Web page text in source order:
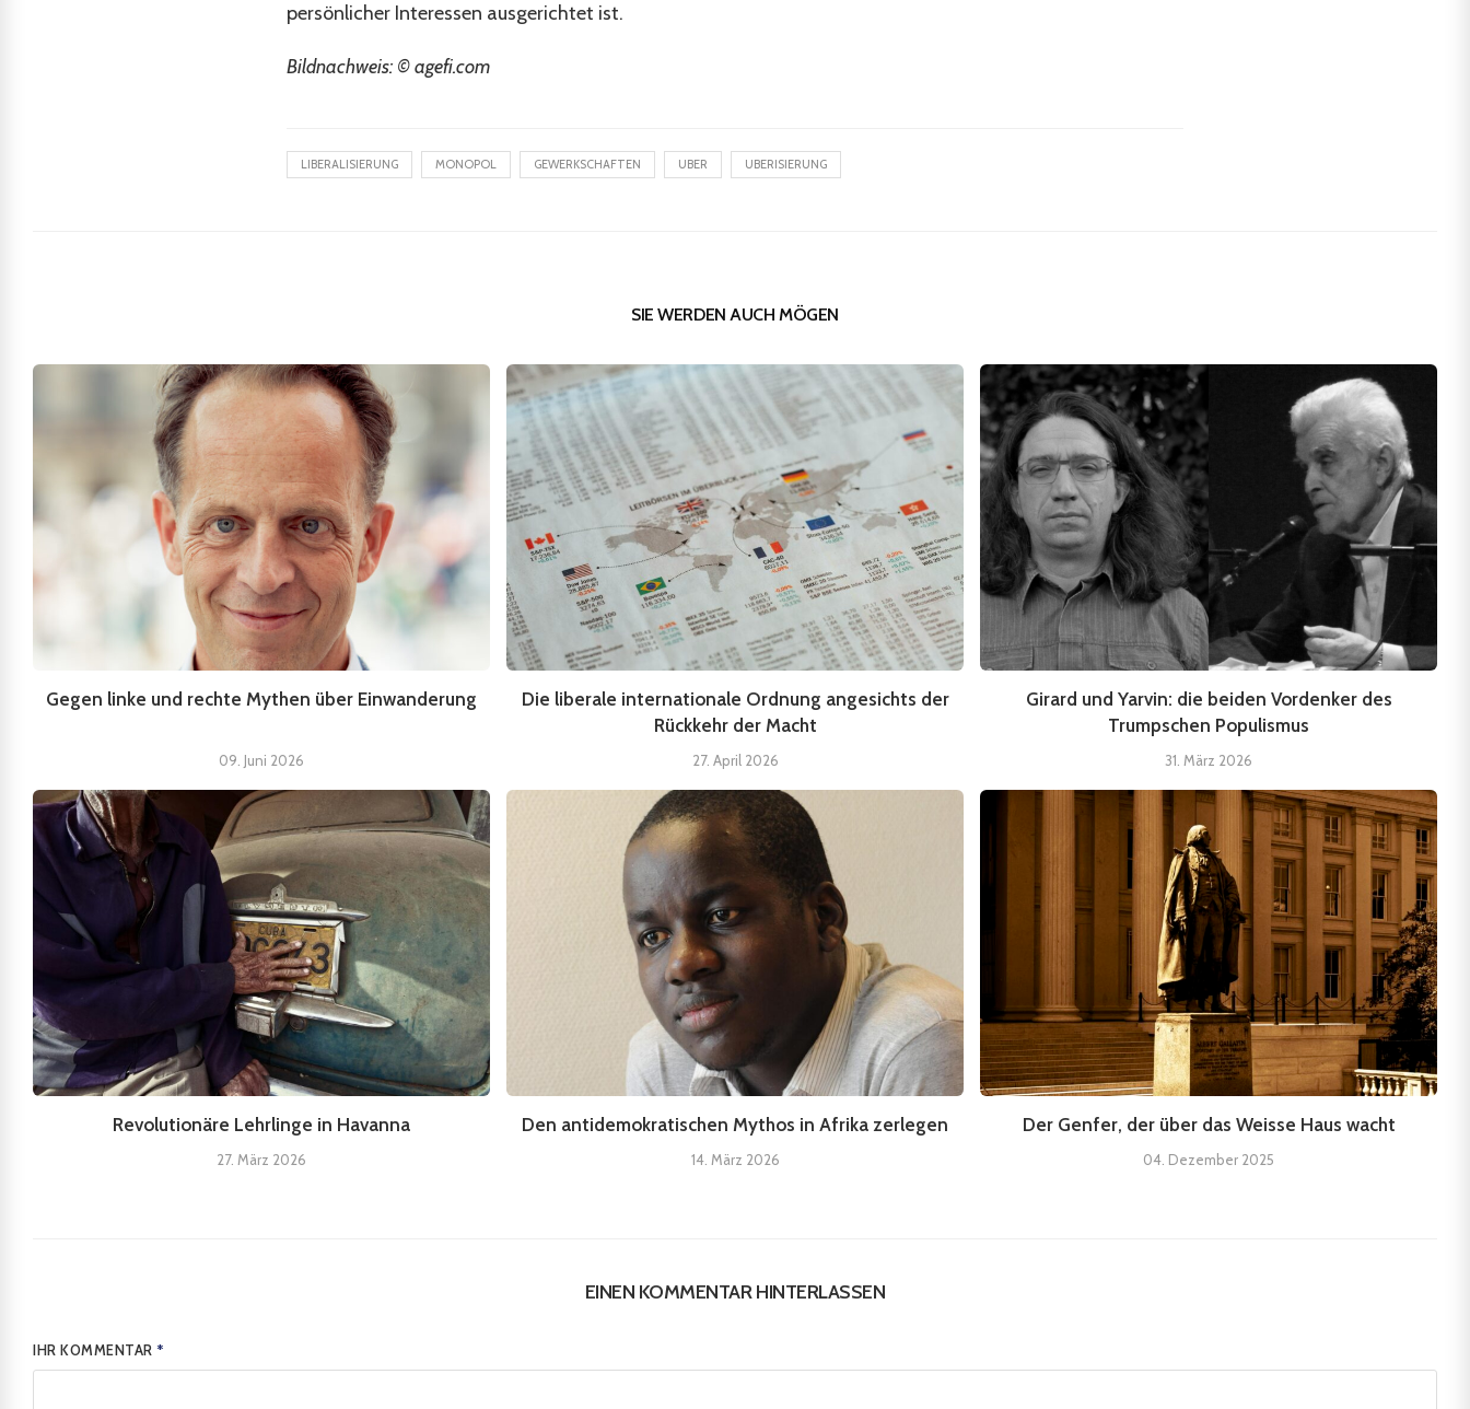
persönlicher Interessen ausgerichtet ist.
Bildnachweis: © agefi.com
LIBERALISIERUNG MONOPOL GEWERKSCHAFTEN UBER UBERISIERUNG
SIE WERDEN AUCH MÖGEN
Gegen linke und rechte Mythen über Einwanderung
09. Juni 2026
Die liberale internationale Ordnung angesichts der
Rückkehr der Macht
27. April 2026
Girard und Yarvin: die beiden Vordenker des
Trumpschen Populismus
31. März 2026
Revolutionäre Lehrlinge in Havanna
27. März 2026
Den antidemokratischen Mythos in Afrika zerlegen
14. März 2026
Der Genfer, der über das Weisse Haus wacht
04. Dezember 2025
EINEN KOMMENTAR HINTERLASSEN
IHR KOMMENTAR*